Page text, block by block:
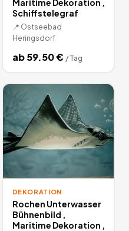
Schiffstelegraf
📍 Ostseebad
Heringsdorf
ab59.50€ / Tag
DEKORATION
Rochen Unterwasser
Bühnenbild ,
Maritime Dekoration ,